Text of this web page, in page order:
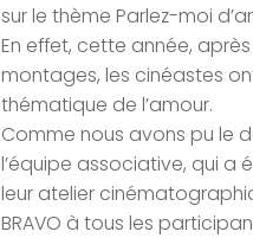
sur le thème Parlez-moi
En effet, cette année,
montages, les cinéastes
thématique de l’amour.
Comme nous avons pu le
l’équipe associative, qui
leur atelier
BRAVO à tous les